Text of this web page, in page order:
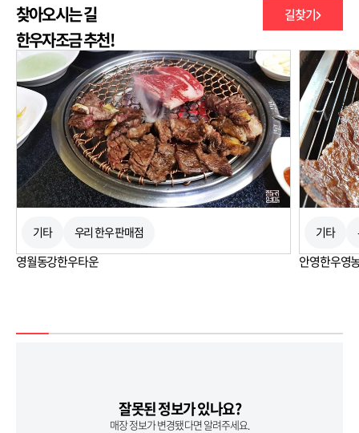
찾아오시는 길 길찾기
250m
한우자조금 추천!
기타 우리 한우 판매점
영월동강한우타운
기타
안영한우영
잘못된 정보가 있나요?
매장 정보가 변경됐다면 알려주세요.